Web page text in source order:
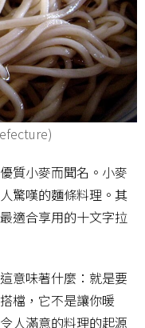
質小麥而聞名。小麥
驚嘆的麵條料理。其
適合享用的十文字拉
意味著什麼：就是要
檔，它不是讓你暖
人滿意的料理的起源